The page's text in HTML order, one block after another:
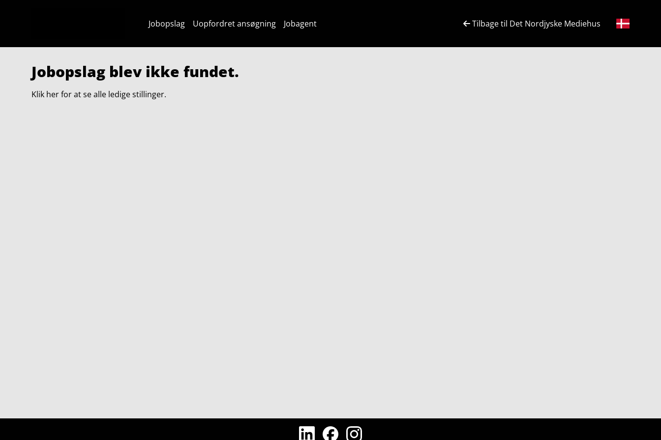
Jobopslag Uopfordret ansøgning Jobagent Tilbage til Det Nordjyske Mediehus
Jobopslag blev ikke fundet.
Klik her for at se alle ledige stillinger.